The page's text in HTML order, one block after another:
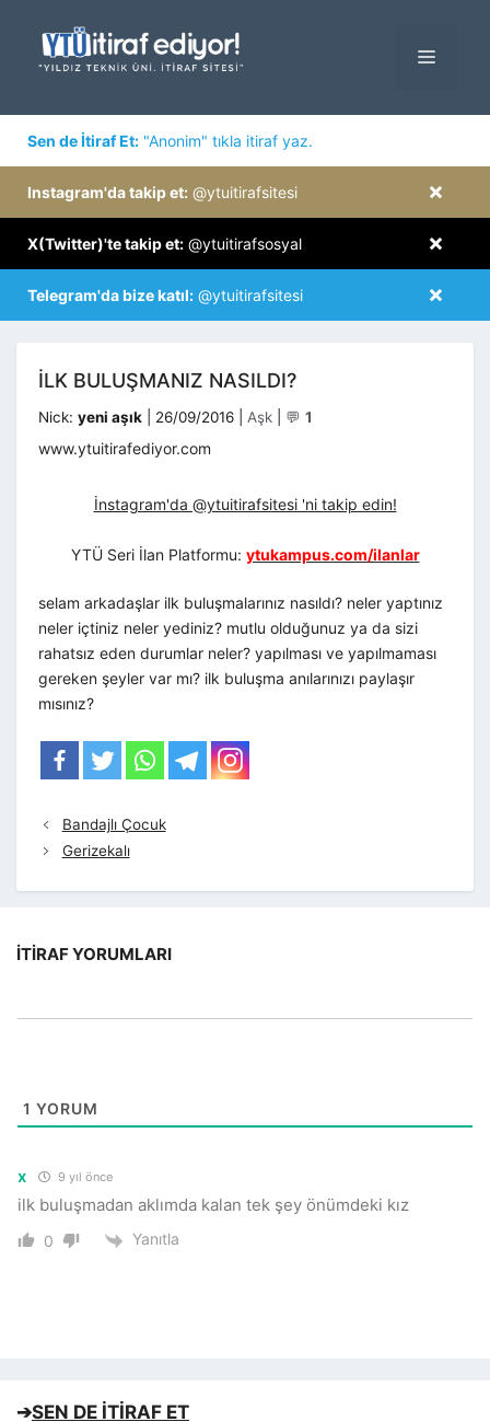
MENÜ
Sen de İtiraf Et: "Anonim" tıkla itiraf yaz.
×
Instagram'da takip et: @ytuitirafsitesi
×
X(Twitter)'te takip et: @ytuitirafsosyal
×
Telegram'da bize katıl: @ytuitirafsitesi
İLK BULUŞMANIZ NASILDI?
Nick: yeni aşık 26/09/2016 Kategoriler
Aşk 💬 1
www.ytuitirafediyor.com
İnstagram'da @ytuitirafsitesi 'ni takip edin!
YTÜ Seri İlan Platformu: ytukampus.com/ilanlar
selam arkadaşlar ilk buluşmalarınız nasıldı? neler yaptınız
neler içtiniz neler yediniz? mutlu olduğunuz ya da sizi
rahatsız eden durumlar neler? yapılması ve yapılmaması
gereken şeyler var mı? ilk buluşma anılarınızı paylaşır
mısınız?
Bandajlı Çocuk
Gerizekalı
İTIRAF YORUMLARI
1 YORUM
x 9 yıl önce
ilk buluşmadan aklımda kalan tek şey önümdeki kız
0 Yanıtla
➔SEN DE İTİRAF ET